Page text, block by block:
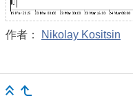
作者： Nikolay Kositsin